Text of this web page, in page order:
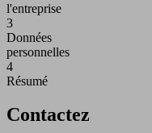
l'entreprise
3
Données
personnelles
4
Résumé
Contactez